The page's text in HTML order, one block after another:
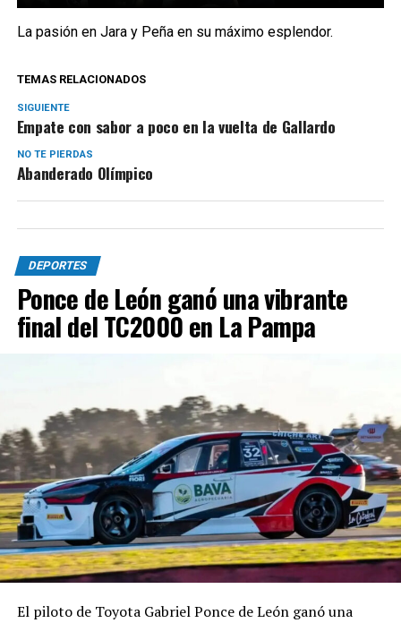
La pasión en Jara y Peña en su máximo esplendor.
TEMAS RELACIONADOS
SIGUIENTE
Empate con sabor a poco en la vuelta de Gallardo
NO TE PIERDAS
Abanderado Olímpico
DEPORTES
Ponce de León ganó una vibrante
final del TC2000 en La Pampa
El piloto de Toyota Gabriel Ponce de León ganó una